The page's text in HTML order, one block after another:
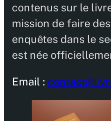
contenus sur le
mission de faire
enquêtes dans le
est née
Email :